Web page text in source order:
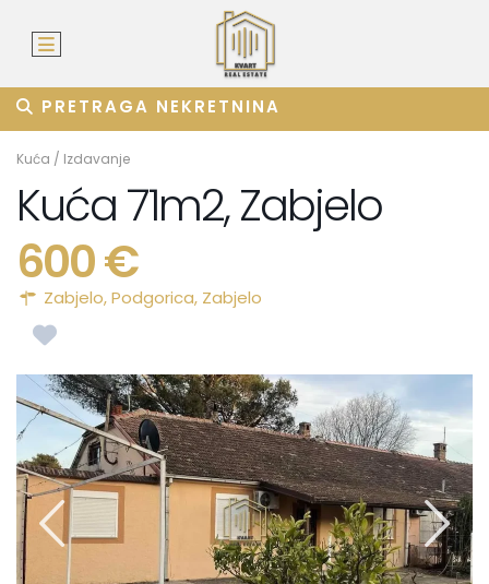
PRETRAGA NEKRETNINA
Kuća / Izdavanje
Kuća 71m2, Zabjelo
600 €
Zabjelo,Podgorica, Zabjelo